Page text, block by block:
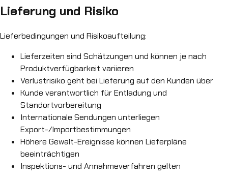
Lieferung und Risiko
Lieferbedingungen und Risikoaufteilung:
Lieferzeiten sind Schätzungen und können je nach
Produktverfügbarkeit variieren
Verlustrisiko geht bei Lieferung auf den Kunden über
Kunde verantwortlich für Entladung und
Standortvorbereitung
Internationale Sendungen unterliegen
Export-/Importbestimmungen
Höhere Gewalt-Ereignisse können Lieferpläne
beeinträchtigen
Inspektions- und Annahmeverfahren gelten